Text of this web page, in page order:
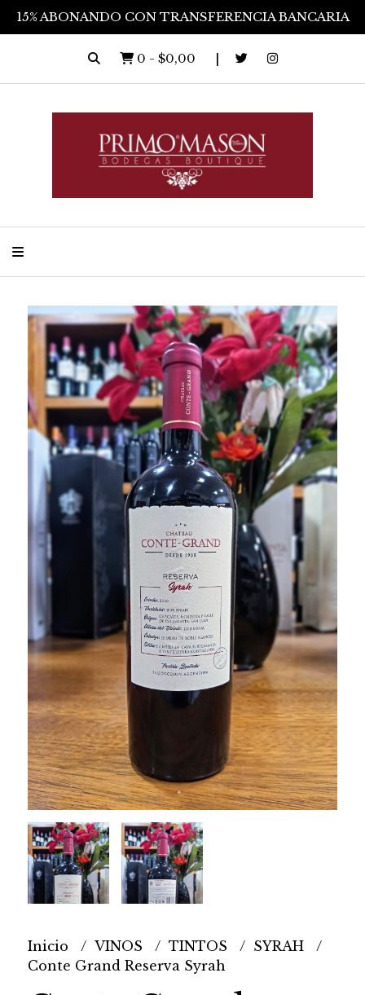
15% ABONANDO CON TRANSFERENCIA BANCARIA
0 - $0,00
Inicio VINOS TINTOS
SYRAH
Conte Grand Reserva Syrah